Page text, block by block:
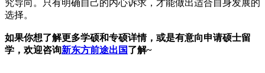
究导向。只有明确自己的内心诉求，才能做出适合自身发展的
选择。
如果你想了解更多学硕和专硕详情，或是有意向申请硕士留
学，欢迎咨询新东方前途出国了解~